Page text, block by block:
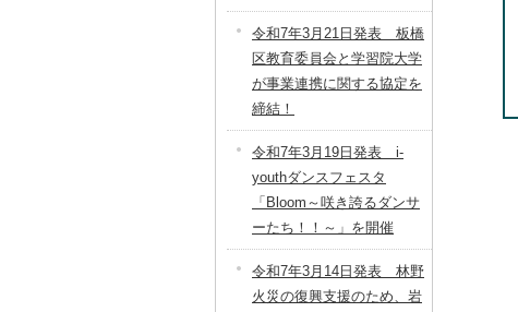
令和7年3月21日発表 板橋
区教育委員会と学習院大学
が事業連携に関する協定を
締結！
令和7年3月19日発表 i-
youthダンスフェスタ
「Bloom～咲き誇るダンサ
ーたち！！～」を開催
令和7年3月14日発表 林野
火災の復興支援のため、岩